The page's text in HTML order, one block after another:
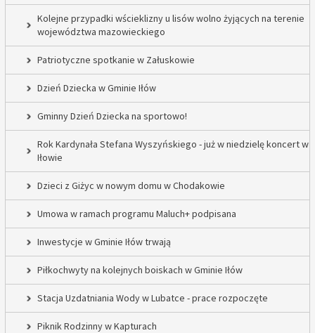
Kolejne przypadki wścieklizny u lisów wolno żyjących na terenie
województwa mazowieckiego
Patriotyczne spotkanie w Załuskowie
Dzień Dziecka w Gminie Iłów
Gminny Dzień Dziecka na sportowo!
Rok Kardynała Stefana Wyszyńskiego - już w niedzielę koncert w
Iłowie
Dzieci z Giżyc w nowym domu w Chodakowie
Umowa w ramach programu Maluch+ podpisana
Inwestycje w Gminie Iłów trwają
Piłkochwyty na kolejnych boiskach w Gminie Iłów
Stacja Uzdatniania Wody w Lubatce - prace rozpoczęte
Piknik Rodzinny w Kapturach